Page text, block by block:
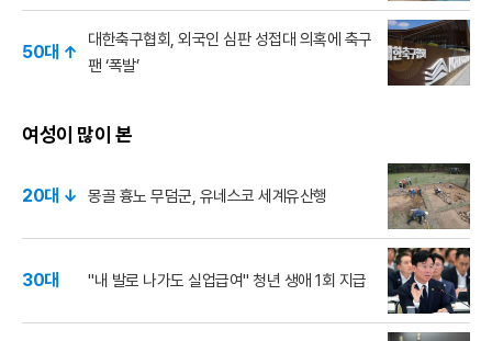
50대 ↑
대한축구협회, 외국인 심판 성접대 의혹에 축구
팬 ‘폭발’
여성이 많이 본
20대 ↓ 몽골 흉노 무덤군, 유네스코 세계유산행
30대 "내 발로 나가도 실업급여" 청년 생애 1회 지급